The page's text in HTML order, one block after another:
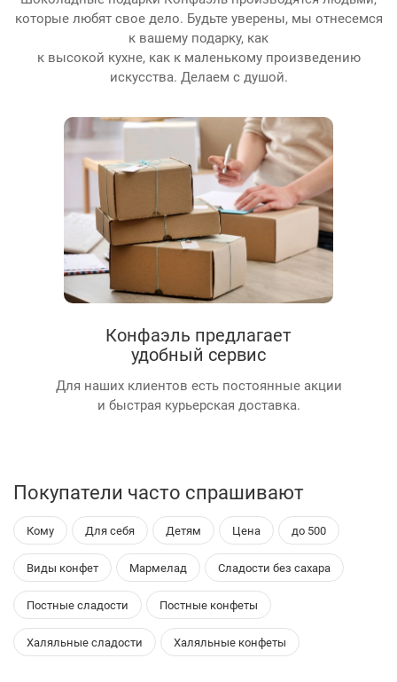
которые любят свое дело. Будьте уверены, мы отнесемся
к вашему подарку, как
к высокой кухне, как к маленькому произведению
искусства. Делаем с душой.
Конфаэль предлагает
удобный сервис
Для наших клиентов есть постоянные акции
и быстрая курьерская доставка.
Покупатели часто спрашивают
Кому Для себя Детям Цена до 500
Виды конфет Мармелад Сладости без сахара
Постные сладости Постные конфеты
Халяльные сладости Халяльные конфеты